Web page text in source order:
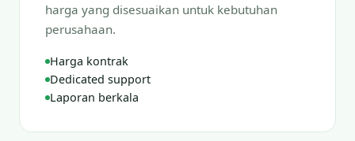
harga yang disesuaikan untuk kebutuhan
perusahaan.
Harga kontrak
Dedicated support
Laporan berkala